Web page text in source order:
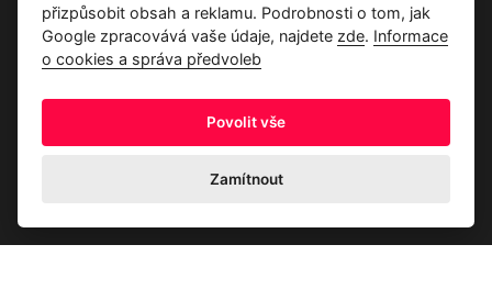
Ochrana osobních údajů
přizpůsobit obsah a reklamu. Podrobnosti o tom, jak
Google zpracovává vaše údaje, najdete zde. Informace
o cookies a správa předvoleb
Povolit vše
Zamítnout